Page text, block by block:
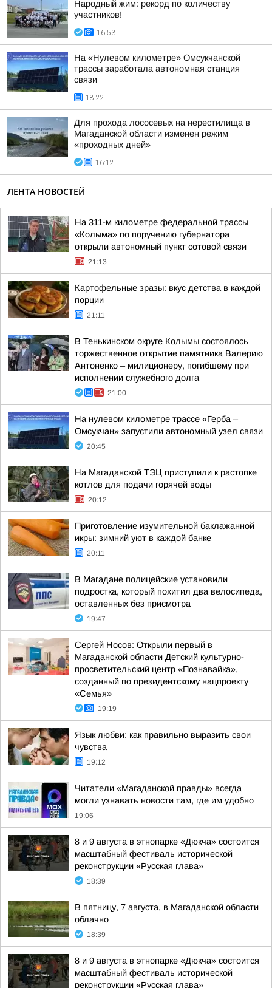
Народный жим: рекорд по количеству
участников!
16:53
На «Нулевом километре» Омсукчанской
трассы заработала автономная станция
связи
18:22
Для прохода лососевых на нерестилища в
Магаданской области изменен режим
«проходных дней»
16:12
ЛЕНТА НОВОСТЕЙ
На 311-м километре федеральной трассы
«Колыма» по поручению губернатора
открыли автономный пункт сотовой связи
21:13
Картофельные зразы: вкус детства в каждой
порции
21:11
В Тенькинском округе Колымы состоялось
торжественное открытие памятника Валерию
Антоненко – милиционеру, погибшему при
исполнении служебного долга
21:00
На нулевом километре трассе «Герба –
Омсукчан» запустили автономный узел связи
20:45
На Магаданской ТЭЦ приступили к растопке
котлов для подачи горячей воды
20:12
Приготовление изумительной баклажанной
икры: зимний уют в каждой банке
20:11
В Магадане полицейские установили
подростка, который похитил два велосипеда,
оставленных без присмотра
19:47
Сергей Носов: Открыли первый в
Магаданской области Детский культурно-
просветительский центр «Познавайка»,
созданный по президентскому нацпроекту
«Семья»
19:19
Язык любви: как правильно выразить свои
чувства
19:12
Читатели «Магаданской правды» всегда
могли узнавать новости там, где им удобно
19:06
8 и 9 августа в этнопарке «Дюкча» состоится
масштабный фестиваль исторической
реконструкции «Русская глава»
18:39
В пятницу, 7 августа, в Магаданской области
облачно
18:39
8 и 9 августа в этнопарке «Дюкча» состоится
масштабный фестиваль исторической
реконструкции «Русская глава»